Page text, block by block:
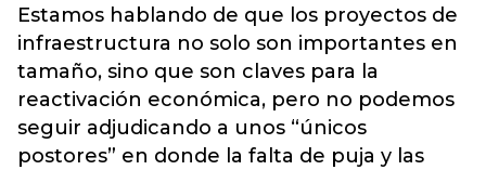
Estamos hablando de que los proyectos de
infraestructura no solo son importantes en
tamaño, sino que son claves para la
reactivación económica, pero no podemos
seguir adjudicando a unos “únicos
postores” en donde la falta de puja y las